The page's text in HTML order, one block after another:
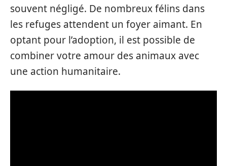
souvent négligé. De nombreux félins dans
les refuges attendent un foyer aimant. En
optant pour l’adoption, il est possible de
combiner votre amour des animaux avec
une action humanitaire.